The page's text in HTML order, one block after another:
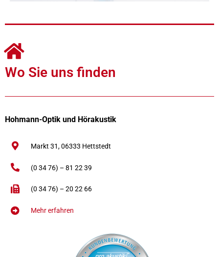
Wo Sie uns finden
Hohmann-Optik und Hörakustik
Markt 31,06333 Hettstedt
(0 34 76) – 81 22 39
(0 34 76) – 20 22 66
Mehr erfahren